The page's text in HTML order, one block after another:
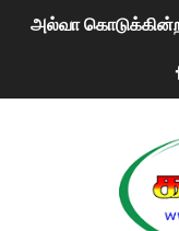
அல்வா
2ஆம் நாள் உக்ரைன்
மகிந்த ராஜபக்சே
ரவுடி பேபிக்கு